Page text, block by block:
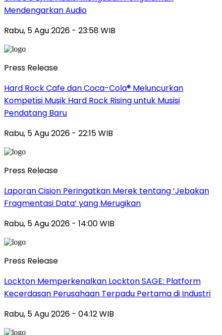
Mendengarkan Audio
Rabu, 5 Agu 2026 - 23:58 WIB
Press Release
Hard Rock Cafe dan Coca-Cola® Meluncurkan
Kompetisi Musik Hard Rock Rising untuk Musisi
Pendatang Baru
Rabu, 5 Agu 2026 - 22:15 WIB
Press Release
Laporan Cision Peringatkan Merek tentang ‘Jebakan
Fragmentasi Data’ yang Merugikan
Rabu, 5 Agu 2026 - 14:00 WIB
Press Release
Lockton Memperkenalkan Lockton SAGE: Platform
Kecerdasan Perusahaan Terpadu Pertama di Industri
Rabu, 5 Agu 2026 - 04:12 WIB